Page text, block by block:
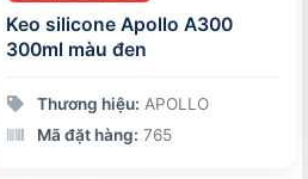
Keo silicone Apollo A300
300ml màu đen
Thương hiệu: APOLLO
Mã đặt hàng: 765